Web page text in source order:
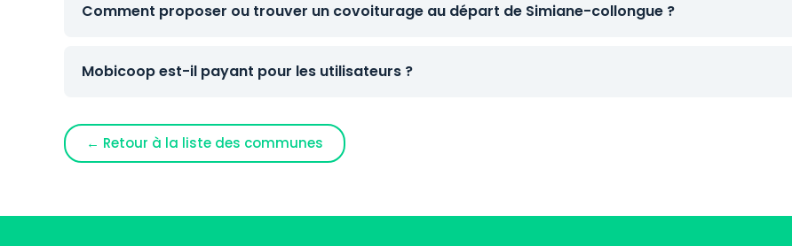
Comment proposer ou trouver un covoiturage au départ de Simiane-collongue ?
Mobicoop est-il payant pour les utilisateurs ?
← Retour à la liste des communes